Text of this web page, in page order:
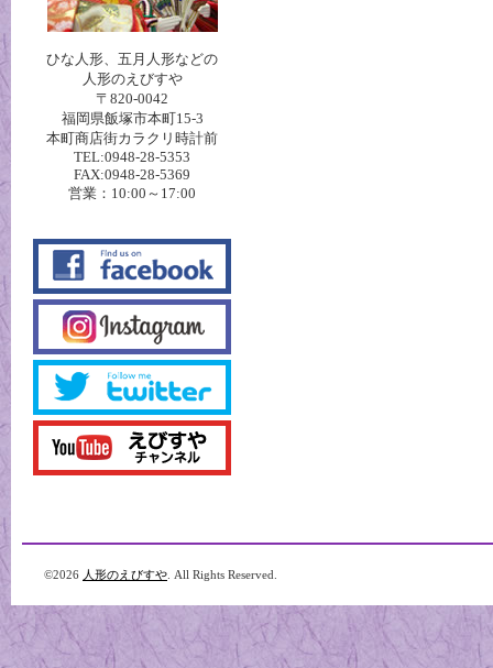
ひな人形、五月人形などの
人形のえびすや
〒820-0042
福岡県飯塚市本町15-3
本町商店街カラクリ時計前
TEL:0948-28-5353
FAX:0948-28-5369
営業：10:00～17:00
©2026 人形のえびすや . All Rights Reserved.